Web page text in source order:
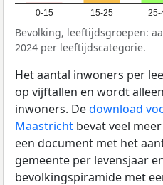
0-15 15-25 25-
Bevolking, leeftijdsgroepen:
2024 per leeftijdscategorie.
Het aantal inwoners per
op vijftallen en wordt
inwoners. Dedownload
Maastricht bevat veel
een document met het
gemeente per levensjaar
bevolkingspiramide met